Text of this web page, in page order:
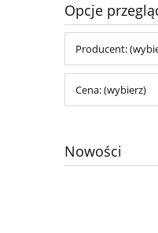
Opcje
Producent:
Cena: (wybierz)
Nowości